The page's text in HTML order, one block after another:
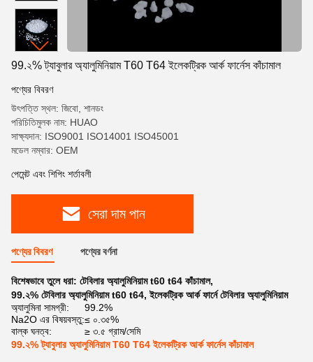
99.২% ট্যাবুলার অ্যালুমিনিয়াম T60 T64 ইলেকট্রিক আর্ক ফার্নেস কাঁচামাল
পণ্যের বিবরণ
উৎপত্তি স্থল: জিবো, শানডং
পরিচিতিমুলক নাম: HUAO
সাক্ষ্যদান: ISO9001 ISO14001 ISO45001
মডেল নম্বার: OEM
পেমেন্ট এবং শিপিং শর্তাবলী
সেরা দাম পান
পণ্যের বিবরণ পণ্যের বর্ণনা
বিশেষভাবে তুলে ধরা: টেবিলার অ্যালুমিনিয়াম t60 t64 কাঁচামাল,
99.২% টেবিলার অ্যালুমিনিয়াম t60 t64,ইলেকট্রিক আর্ক ফার্নে টেবিলার অ্যালুমিনিয়াম
অ্যালুমিনা সামগ্রী:
99.2%
Na2O এর বিষয়বস্তু:≤ ০.৩৫%
বাল্ক ঘনত্ব:
≥ ৩.৫ গ্রাম/সেমি
99.২% ট্যাবুলার অ্যালুমিনিয়াম T60 T64 ইলেকট্রিক আর্ক ফার্নেস কাঁচামাল